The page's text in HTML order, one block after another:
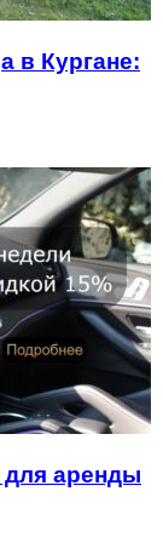
в Кургане:
для аренды